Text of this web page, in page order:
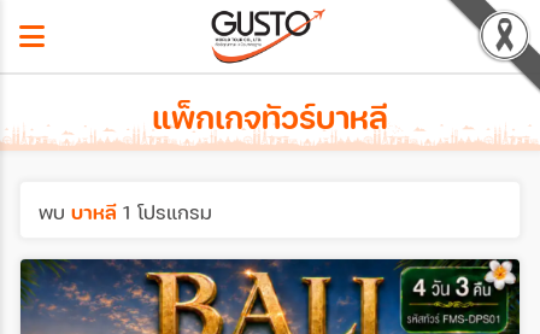
แพ็กเกจทัวร์บาหลี
พบ บาหลี 1 โปรแกรม